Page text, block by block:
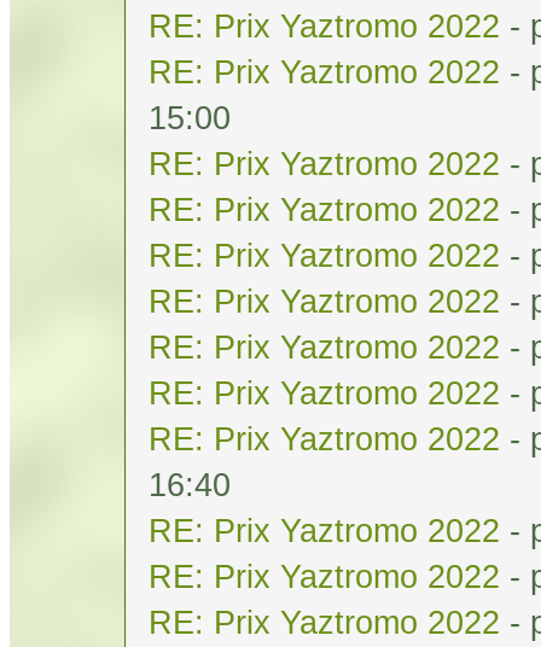
RE: Prix Yaztromo 2022 -
RE: Prix Yaztromo 2022 -
15:00
RE: Prix Yaztromo 2022 -
RE: Prix Yaztromo 2022 -
RE: Prix Yaztromo 2022 -
RE: Prix Yaztromo 2022 -
RE: Prix Yaztromo 2022 -
RE: Prix Yaztromo 2022 -
RE: Prix Yaztromo 2022 -
16:40
RE: Prix Yaztromo 2022 -
RE: Prix Yaztromo 2022 -
RE: Prix Yaztromo 2022 -